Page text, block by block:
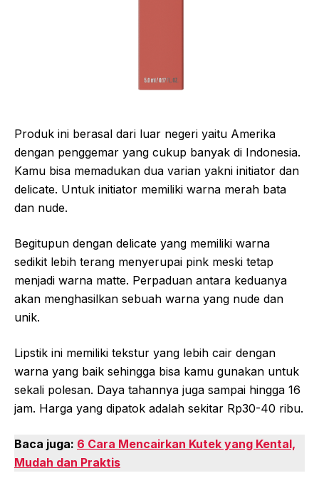
Produk ini berasal dari luar negeri yaitu Amerika
dengan penggemar yang cukup banyak di Indonesia.
Kamu bisa memadukan dua varian yakni initiator dan
delicate. Untuk initiator memiliki warna merah bata
dan nude.
Begitupun dengan delicate yang memiliki warna
sedikit lebih terang menyerupai pink meski tetap
menjadi warna matte. Perpaduan antara keduanya
akan menghasilkan sebuah warna yang nude dan
unik.
Lipstik ini memiliki tekstur yang lebih cair dengan
warna yang baik sehingga bisa kamu gunakan untuk
sekali polesan. Daya tahannya juga sampai hingga 16
jam. Harga yang dipatok adalah sekitar Rp30-40 ribu.
Baca juga: 6 Cara Mencairkan Kutek yang Kental,
Mudah dan Praktis